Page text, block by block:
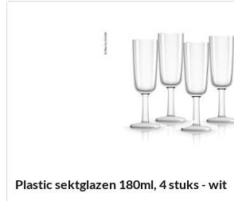
Plastic sektglazen 180ml, 4 stuks - wit